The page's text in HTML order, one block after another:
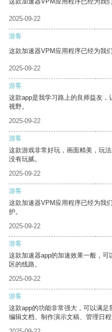
2025-09-22
游客
这款加速器VPM应用程序已经为我
2025-09-22
游客
这款app是我学习路上的良师益友
视野。
2025-09-22
游客
这款游戏非常好玩，画面精美，玩
没有玩腻。
2025-09-22
游客
这款加速器VPM应用程序已经为我
护。
2025-09-22
游客
这款加速器app的加速效果一般，
区的线路。
2025-09-22
游客
这款app的功能非常强大，可以满
编辑文档、制作演示文稿、管理日程